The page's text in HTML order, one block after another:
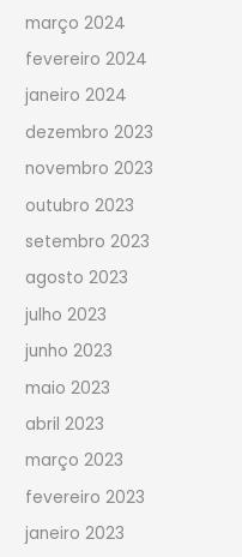
março 2024
fevereiro 2024
janeiro 2024
dezembro 2023
novembro 2023
outubro 2023
setembro 2023
agosto 2023
julho 2023
junho 2023
maio 2023
abril 2023
março 2023
fevereiro 2023
janeiro 2023